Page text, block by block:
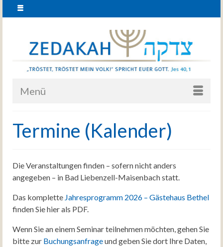
Menü
Termine (Kalender)
Die Veranstaltungen finden – sofern nicht anders
angegeben – in Bad Liebenzell-Maisenbach statt.
Das komplette Jahresprogramm 2026 – Gästehaus Bethel
finden Sie hier als PDF.
Wenn Sie an einem Seminar teilnehmen möchten, gehen Sie
bitte zur Buchungsanfrageund geben Sie dort Ihre Daten,